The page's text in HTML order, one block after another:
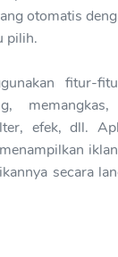
otomatis
pilih.
fitur-
memangkas,
efek, dll.
secara